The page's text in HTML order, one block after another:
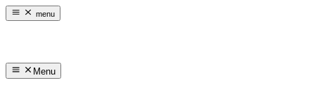
menu
Menu